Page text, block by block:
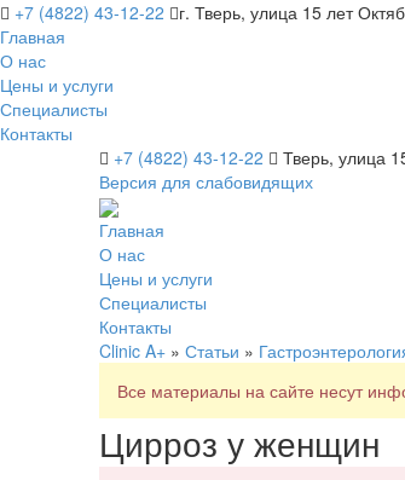
+7 (4822) 43-12-22
г. Тверь, улица 15 лет
Главная
О нас
Цены и услуги
Специалисты
Контакты
+7 (4822) 43-12-22
Тверь, улица
Версия для слабовидящих
Главная
О нас
Цены и услуги
Специалисты
Контакты
Clinic A+ » Статьи »
Все материалы на сайте несут
Цирроз у женщин